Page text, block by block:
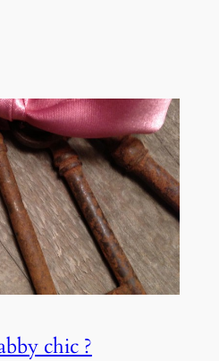
chic ?